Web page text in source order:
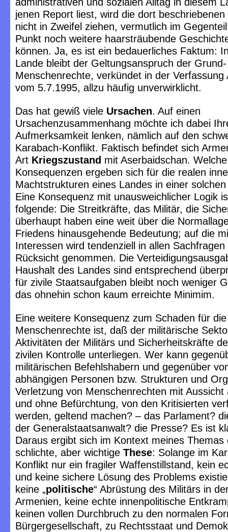
jenen Report liest, wird die dort beschriebenen
nicht in Zweifel ziehen, vermutlich im
Punkt noch weitere haarsträubende
können. Ja, es ist ein bedauerliches Faktum:
Lande bleibt der Geltungsanspruch der
Menschenrechte, verkündet in der Verfassung
vom 5.7.1995, allzu häufig unverwirklicht.
Das hat gewiß viele Ursachen. Auf einen
Ursachenzusammenhang möchte ich dabei
Aufmerksamkeit lenken, nämlich auf den
Karabach-Konflikt. Faktisch befindet sich
Art Kriegszustand mit Aserbaidschan. Welche
Konsequenzen ergeben sich für die realen
Machtstrukturen eines Landes in einer
Eine Konsequenz mit unausweichlicher Logik
folgende: Die Streitkräfte, das Militär, die
überhaupt haben eine weit über die
Friedens hinausgehende Bedeutung; auf die
Interessen wird tendenziell in allen
Rücksicht genommen. Die
Haushalt des Landes sind entsprechend
für zivile Staatsaufgaben bleibt noch weniger
das ohnehin schon kaum erreichte Minimim.
Eine weitere Konsequenz zum Schaden für die
Menschenrechte ist, daß der militärische
Aktivitäten der Militärs und Sicherheitskräfte
zivilen Kontrolle unterliegen. Wer kann
militärischen Befehlshabern und gegenüber
abhängigen Personen bzw. Strukturen und
Verletzung von Menschenrechten mit Aussicht
und ohne Befürchtung, von den Kritisierten
werden, geltend machen? – das Parlament?
der Generalstaatsanwalt? die Presse? Es ist
Daraus ergibt sich im Kontext meines Themas
schlichte, aber wichtige These: Solange im
Konflikt nur ein fragiler Waffenstillstand, kein
und keine sichere Lösung des Problems
keine „politische“ Abrüstung des Militärs in
Armenien, keine echte innenpolitische
keinen vollen Durchbruch zu den normalen
Bürgergesellschaft, zu Rechtsstaat und